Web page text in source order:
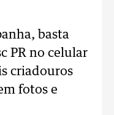
basta
PR no celular
criadouros
fotos e